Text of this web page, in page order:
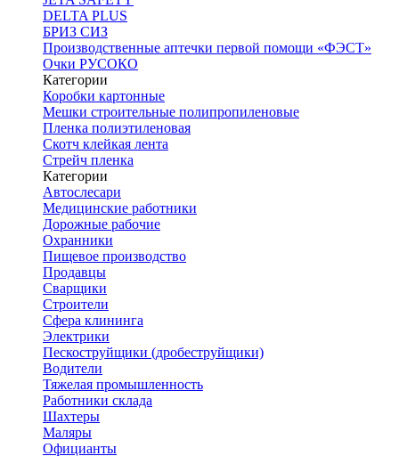
DELTA PLUS
БРИЗ СИЗ
Производственные аптечки первой помощи «ФЭСТ»
Очки РУСОКО
Категории
Коробки картонные
Мешки строительные полипропиленовые
Пленка полиэтиленовая
Скотч клейкая лента
Стрейч пленка
Категории
Автослесари
Медицинские работники
Дорожные рабочие
Охранники
Пищевое производство
Продавцы
Сварщики
Строители
Сфера клининга
Электрики
Пескоструйщики (дробеструйщики)
Водители
Тяжелая промышленность
Работники склада
Шахтеры
Маляры
Официанты